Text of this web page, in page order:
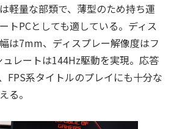
軽量な部類で、薄型のため持ち運
トPCとしても適している。ディス
は7mm、ディスプレー解像度はフ
レートは144Hz駆動を実現。応答
FPS系タイトルのプレイにも十分な
る。